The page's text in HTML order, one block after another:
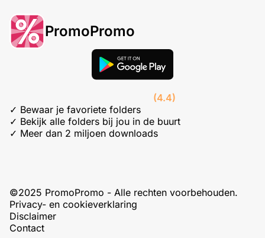
PromoPromo
(4.4)
✓ Bewaar je favoriete folders
✓ Bekijk alle folders bij jou in de buurt
✓ Meer dan 2 miljoen downloads
©2025 PromoPromo - Alle rechten voorbehouden.
Privacy- en cookieverklaring
Disclaimer
Contact